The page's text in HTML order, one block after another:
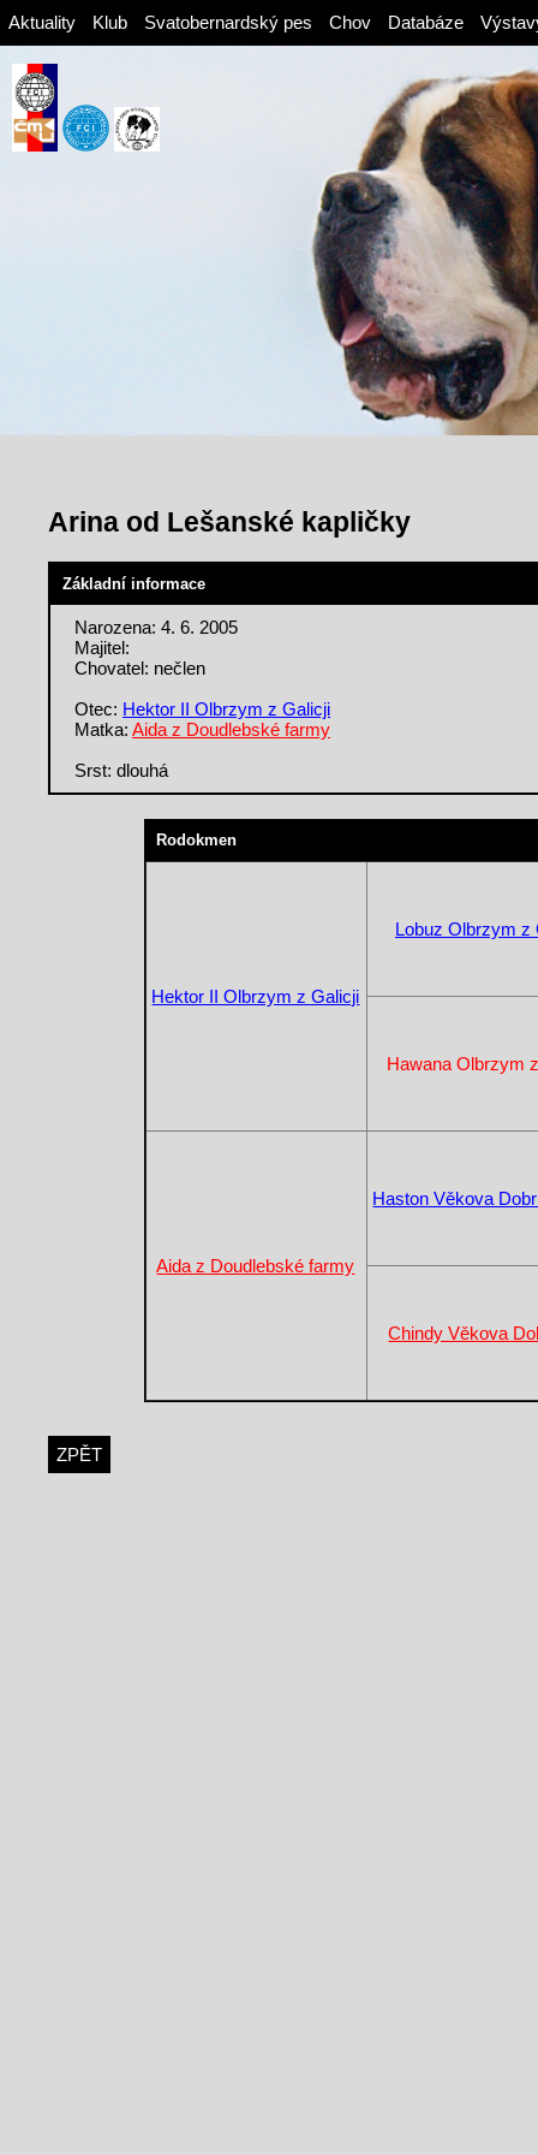
Aktuality Klub Svatobernardský pes Chov Databáze
Arina od Lešanské kapličky
Základní informace
Narozena: 4. 6. 2005
Majitel:
Chovatel: nečlen
Otec: Hektor II Olbrzym z Galicji
Matka: Aida z Doudlebské farmy
Srst: dlouhá
Rodokmen
Hektor II Olbrzym z Galicji
Lobuz Olbrzym z
Hawana Olbrzym
Aida z Doudlebské farmy
Haston Věkova
Chindy Věkova
ZPĚT